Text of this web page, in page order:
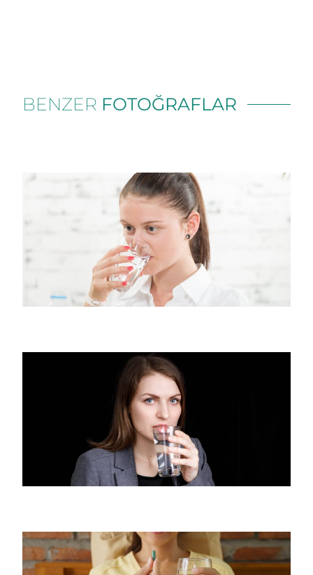
BENZER FOTOĞRAFLAR